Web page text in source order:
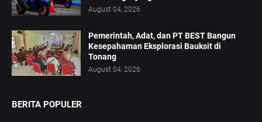
August 04, 2026
Pemerintah, Adat, dan PT BEST Bangun
Kesepahaman Eksplorasi Bauksit di
Tonang
August 04, 2026
BERITA POPULER